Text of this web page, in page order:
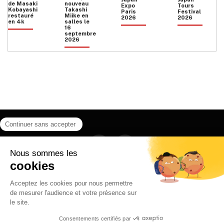
de Masaki
Kobayashi
restauré
en 4k
nouveau
Takashi
Miike en
salles le
16
septembre
2026
Expo
Paris
2026
Tours
Festival
2026
Instagram
CONTACT
POLITIQUE DE CONFIDENTIALITÉ
© 2026 Ilyfunet communication